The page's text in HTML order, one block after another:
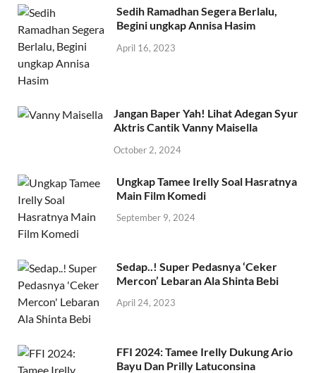
Sedih Ramadhan Segera Berlalu,
Begini ungkap Annisa Hasim
April 16, 2023
Jangan Baper Yah! Lihat Adegan Syur
Aktris Cantik Vanny Maisella
October 2, 2024
Ungkap Tamee Irelly Soal Hasratnya
Main Film Komedi
September 9, 2024
Sedap..! Super Pedasnya ‘Ceker
Mercon’ Lebaran Ala Shinta Bebi
April 24, 2023
FFI 2024: Tamee Irelly Dukung Ario
Bayu Dan Prilly Latuconsina